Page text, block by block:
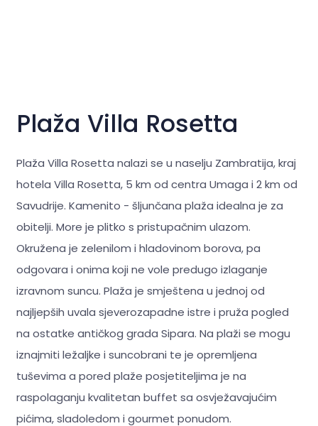
Plaža Villa Rosetta
Plaža Villa Rosetta nalazi se u naselju Zambratija, kraj
hotela Villa Rosetta, 5 km od centra Umaga i 2 km od
Savudrije. Kamenito - šljunčana plaža idealna je za
obitelji. More je plitko s pristupačnim ulazom.
Okružena je zelenilom i hladovinom borova, pa
odgovara i onima koji ne vole predugo izlaganje
izravnom suncu. Plaža je smještena u jednoj od
najljepših uvala sjeverozapadne istre i pruža pogled
na ostatke antičkog grada Sipara. Na plaži se mogu
iznajmiti ležaljke i suncobrani te je opremljena
tuševima a pored plaže posjetiteljima je na
raspolaganju kvalitetan buffet sa osvježavajućim
pićima, sladoledom i gourmet ponudom.